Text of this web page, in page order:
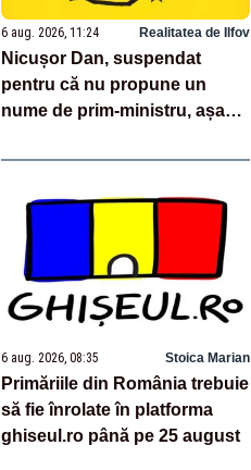
6 aug. 2026, 11:24 Realitatea de Ilfov
Nicușor Dan, suspendat
pentru că nu propune un
nume de prim-ministru, așa
6 aug. 2026, 08:35 Stoica Marian
Primăriile din România trebuie
să fie înrolate în platforma
ghiseul.ro până pe 25 august